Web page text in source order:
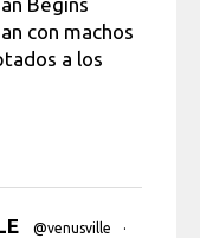
con machos
a los
@venusville
·